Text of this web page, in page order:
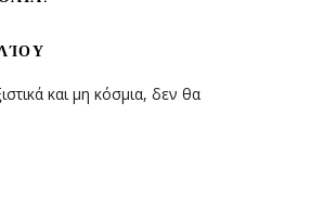
και μη κόσμια, δεν θα